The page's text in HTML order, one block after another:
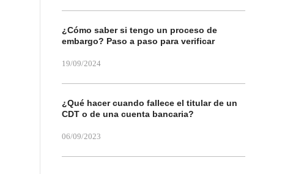
¿Cómo saber si tengo un proceso de
embargo? Paso a paso para verificar
19/09/2024
¿Qué hacer cuando fallece el titular de un
CDT o de una cuenta bancaria?
06/09/2023